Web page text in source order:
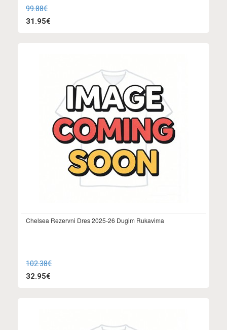
99.88€
31.95€
Chelsea Rezervni Dres 2025-26 Dugim Rukavima
102.38€
32.95€